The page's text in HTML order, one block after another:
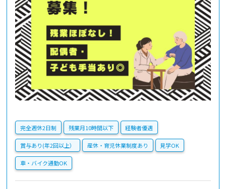
完全週休2日制 残業月10時間以下 経験者優遇
賞与あり(年2回以上） 産休・育児休業制度あり 見学OK
車・バイク通勤OK